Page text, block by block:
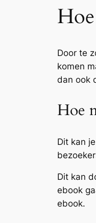
Door te
komen
dan ook
Hoe
Dit kan
Dit kan
ebook
ebook.